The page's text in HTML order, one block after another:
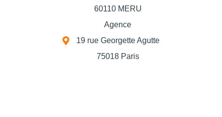
60110 MERU
Agence
19 rue Georgette Agutte
75018 Paris